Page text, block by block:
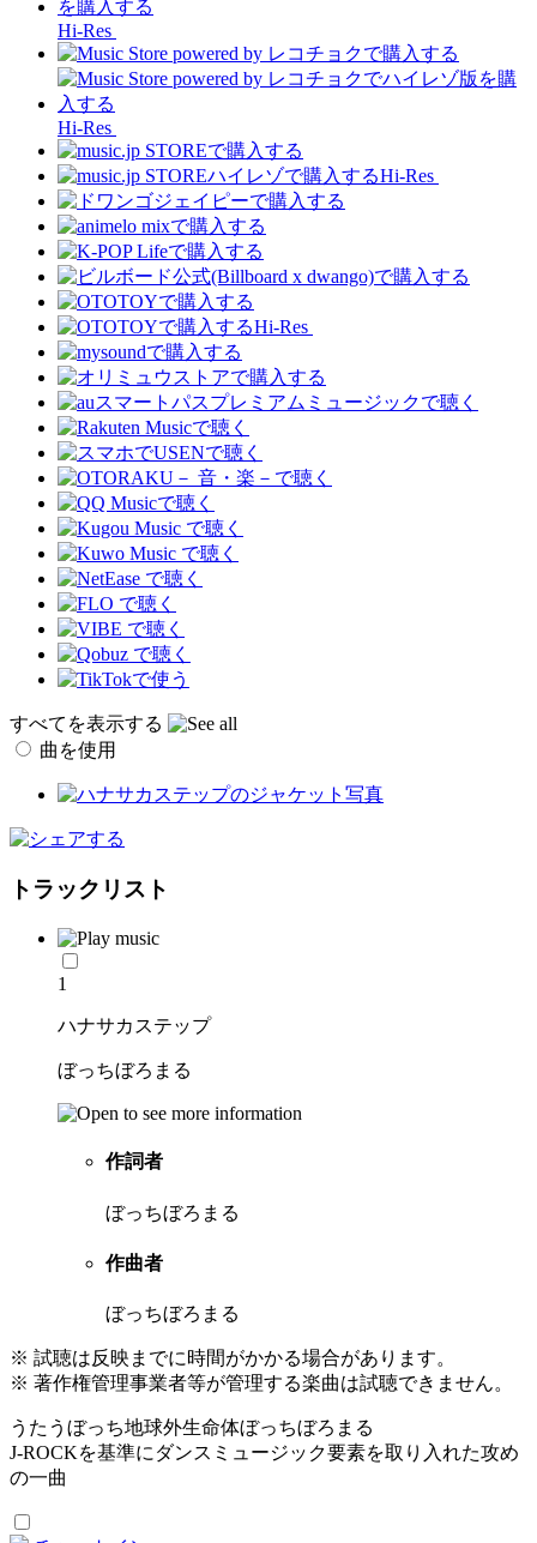
Hi-Res
Hi-Res
Hi-Res
Hi-Res
すべてを表示する
曲を使用
トラックリスト
1
ハナサカステップ
ぼっちぼろまる
作詞者
ぼっちぼろまる
作曲者
ぼっちぼろまる
※ 試聴は反映までに時間がかかる場合があります。
※ 著作権管理事業者等が管理する楽曲は試聴できません。
うたうぼっち地球外生命体ぼっちぼろまる
J-ROCKを基準にダンスミュージック要素を取り入れた攻め
の一曲